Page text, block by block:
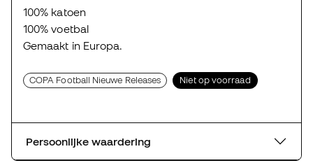
100% katoen
100% voetbal
Gemaakt in Europa.
COPA Football Nieuwe Releases Niet op voorraad
Persoonlijke waardering